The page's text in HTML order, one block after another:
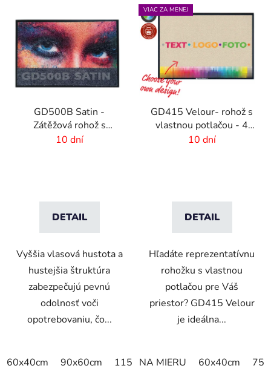
GD500B Satin -
Zátěžová rohož s
digitálnou potlačou a
10 dní
DETAIL
Vyššia vlasová hustota a
hustejšia štruktúra
zabezpečujú pevnú
odolnosť voči
opotrebovaniu, čo...
60x40cm 90x60cm 115x115cm 150x100cm
VIAC ZA MENEJ
GD415 Velour- rohož s
vlastnou potlačou - 4
mm vlas
10 dní
DETAIL
Hľadáte reprezentatívnu
rohožku s vlastnou
potlačou pre Váš
priestor? GD415 Velour
je ideálna...
NA MIERU 60x40cm